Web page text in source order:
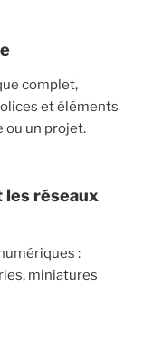
complet,
et éléments
ou un projet.
les réseaux
:
miniatures